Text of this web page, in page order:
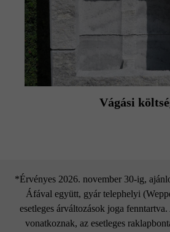
Vágási
*Érvényes 2026. november 30-ig,
Áfával együtt, gyár telephelyi
esetleges árváltozások joga
vonatkoznak, az esetleges